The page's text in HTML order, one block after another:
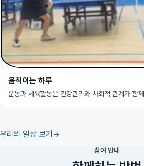
움직이는 하루
운동과 체육활동은 건강관리와 사회적 관계가 함
우리의 일상 보기
참여 안내